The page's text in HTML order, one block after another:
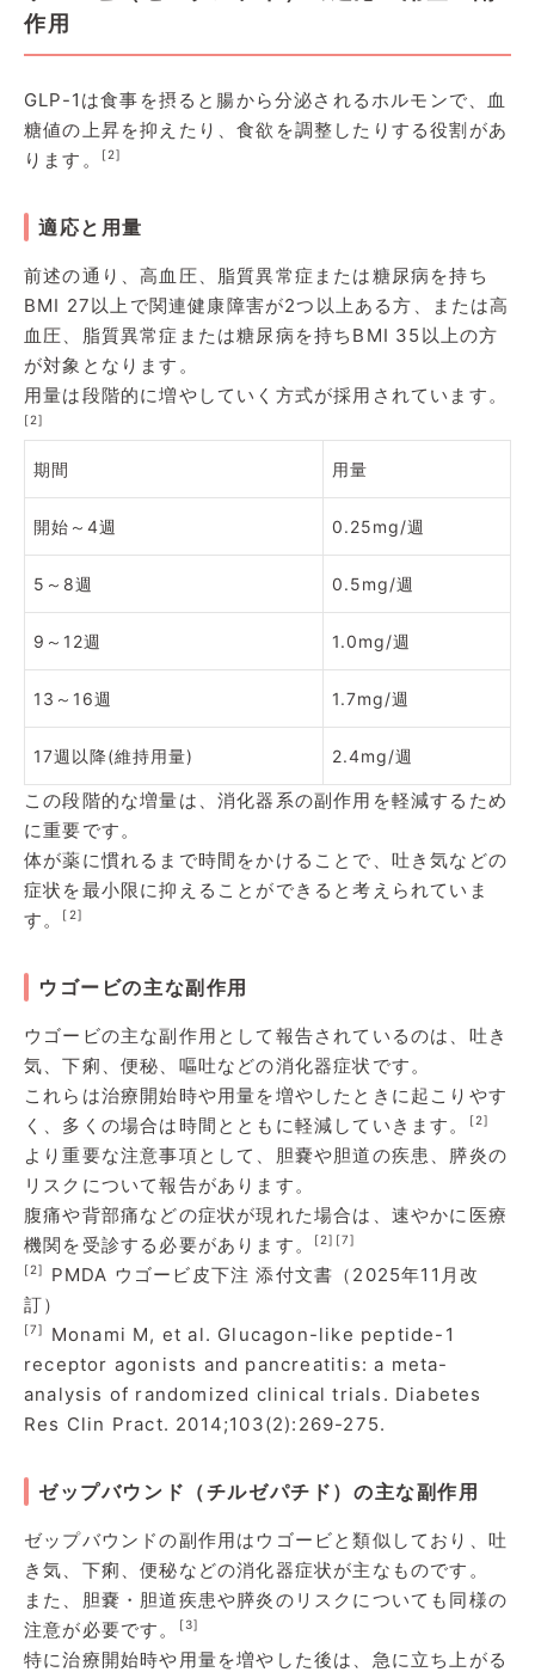
作用
GLP-1は食事を摂ると腸から分泌されるホルモンで、血
糖値の上昇を抑えたり、食欲を調整したりする役割があ
ります。
[2]
適応と用量
前述の通り、高血圧、脂質異常症または糖尿病を持ち
BMI 27以上で関連健康障害が2つ以上ある方、または高
血圧、脂質異常症または糖尿病を持ちBMI 35以上の方
が対象となります。
用量は段階的に増やしていく方式が採用されています。
[2]
期間 用量
開始～4週 0.25mg/週
5～8週 0.5mg/週
9～12週 1.0mg/週
13～16週 1.7mg/週
17週以降(維持用量) 2.4mg/週
この段階的な増量は、消化器系の副作用を軽減するため
に重要です。
体が薬に慣れるまで時間をかけることで、吐き気などの
症状を最小限に抑えることができると考えられていま
す。
[2]
ウゴービの主な副作用
ウゴービの主な副作用として報告されているのは、吐き
気、下痢、便秘、嘔吐などの消化器症状です。
これらは治療開始時や用量を増やしたときに起こりやす
く、多くの場合は時間とともに軽減していきます。
[2]
より重要な注意事項として、胆嚢や胆道の疾患、膵炎の
リスクについて報告があります。
腹痛や背部痛などの症状が現れた場合は、速やかに医療
機関を受診する必要があります。
[2] [7]
[2]
PMDA ウゴービ皮下注 添付文書（2025年11月改
訂）
[7]
Monami M, et al. Glucagon-like peptide-1
receptor agonists and pancreatitis: a meta-
analysis of randomized clinical trials. Diabetes
Res Clin Pract. 2014;103(2):269-275.
ゼップバウンド（チルゼパチド）の主な副作用
ゼップバウンドの副作用はウゴービと類似しており、吐
き気、下痢、便秘などの消化器症状が主なものです。
また、胆嚢・胆道疾患や膵炎のリスクについても同様の
注意が必要です。
[3]
特に治療開始時や用量を増やした後は、急に立ち上がる